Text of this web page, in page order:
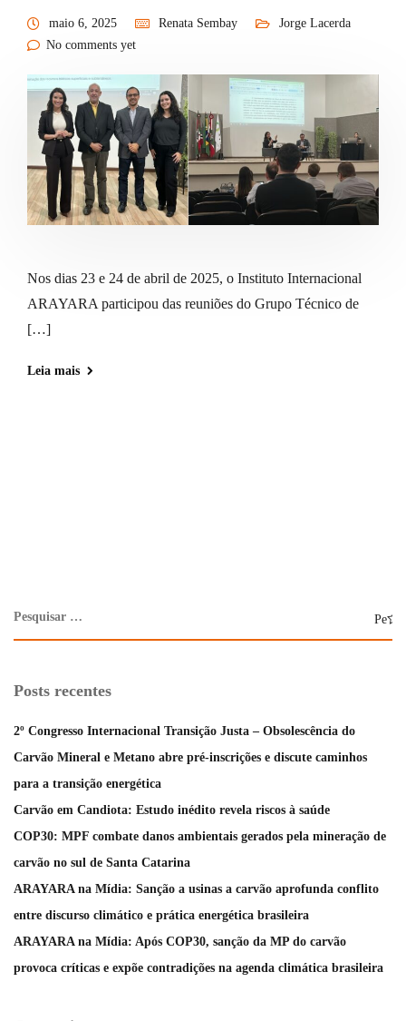
maio 6, 2025 Renata Sembay
Jorge Lacerda
No comments yet
Nos dias 23 e 24 de abril de 2025, o Instituto Internacional
ARAYARA participou das reuniões do Grupo Técnico de
[…]
Leia mais
Posts recentes
2º Congresso Internacional Transição Justa – Obsolescência do
Carvão Mineral e Metano abre pré-inscrições e discute caminhos
para a transição energética
Carvão em Candiota: Estudo inédito revela riscos à saúde
COP30: MPF combate danos ambientais gerados pela mineração de
carvão no sul de Santa Catarina
ARAYARA na Mídia: Sanção a usinas a carvão aprofunda conflito
entre discurso climático e prática energética brasileira
ARAYARA na Mídia: Após COP30, sanção da MP do carvão
provoca críticas e expõe contradições na agenda climática brasileira